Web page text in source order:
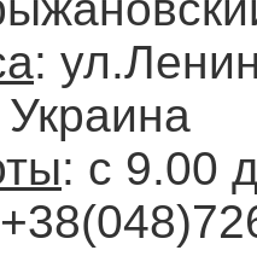
:
: с 9.00